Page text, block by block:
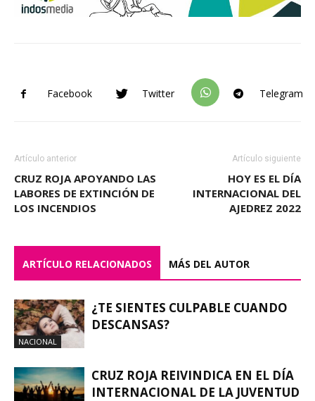
Facebook Twitter Telegram
Artículo anterior
CRUZ ROJA APOYANDO LAS
LABORES DE EXTINCIÓN DE
LOS INCENDIOS
Artículo siguiente
HOY ES EL DÍA
INTERNACIONAL DEL
AJEDREZ 2022
ARTÍCULO RELACIONADOS MÁS DEL AUTOR
NACIONAL
¿TE SIENTES CULPABLE CUANDO
DESCANSAS?
CRUZ ROJA REIVINDICA EN EL DÍA
INTERNACIONAL DE LA JUVENTUD